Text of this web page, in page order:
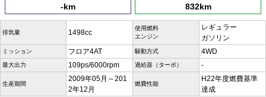
-km 832km
排気量 1498cc
使用燃料
エンジン
レギュラー
ガソリン
ミッション フロア4AT 駆動方式 4WD
最大出力 109ps/6000rpm 過給器（ターボ） -
生産期間
2009年05月～201
2年12月
燃費性能
H22年度燃費基準
達成